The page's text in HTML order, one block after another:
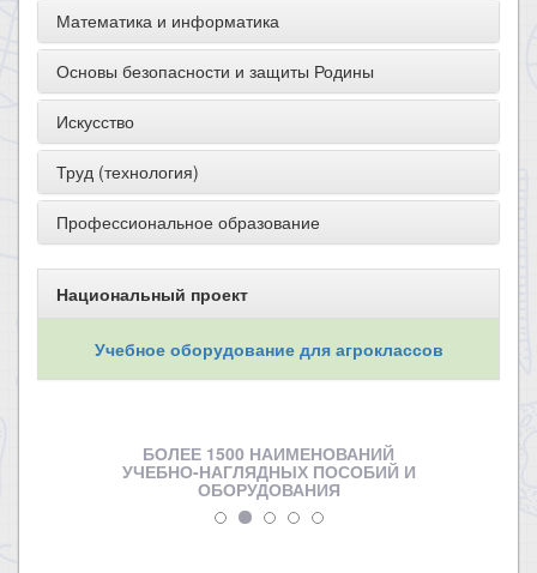
Математика и информатика
Основы безопасности и защиты Родины
Искусство
Труд (технология)
Профессиональное образование
Национальный проект
Учебное оборудование для агроклассов
БОЛЕЕ 1500 НАИМЕНОВАНИЙ
УЧЕБНО-НАГЛЯДНЫХ ПОСОБИЙ И
ОБОРУДОВАНИЯ